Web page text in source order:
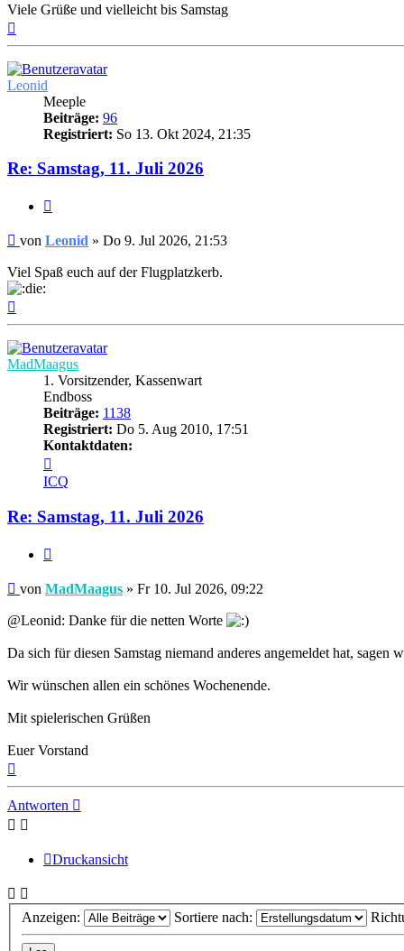
Viele Grüße und vielleicht bis Samstag
Leonid
Meeple
Beiträge: 96
Registriert: So 13. Okt 2024, 21:35
Re: Samstag, 11. Juli 2026
Beitrag
von Leonid » Do 9. Jul 2026, 21:53
Viel Spaß euch auf der Flugplatzkerb.
MadMaagus
1. Vorsitzender, Kassenwart
Endboss
Beiträge: 1138
Registriert: Do 5. Aug 2010, 17:51
Kontaktdaten:
von
MadMaagus
ICQ
Re: Samstag, 11. Juli 2026
Beitrag
von MadMaagus » Fr 10. Jul 2026, 09:22
@Leonid: Danke für die netten Worte
Da sich für diesen Samstag niemand anderes angemeldet hat, sagen
Wir wünschen allen ein schönes Wochenende.
Mit spielerischen Grüßen
Euer Vorstand
Antworten
Druckansicht
Anzeigen: Sortiere nach: